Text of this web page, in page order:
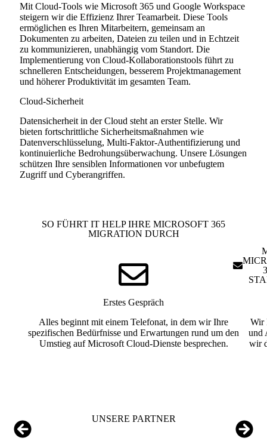
Mit Cloud-Tools wie Microsoft 365 und Google Workspace
steigern wir die Effizienz Ihrer Teamarbeit. Diese Tools
ermöglichen es Ihren Mitarbeitern, gemeinsam an
Dokumenten zu arbeiten, Dateien zu teilen und in Echtzeit
zu kommunizieren, unabhängig vom Standort. Die
Implementierung von Cloud-Kollaborationstools führt zu
schnelleren Entscheidungen, besserem Projektmanagement
und höherer Produktivität im gesamten Team.
Cloud-Sicherheit
Datensicherheit in der Cloud steht an erster Stelle. Wir
bieten fortschrittliche Sicherheitsmaßnahmen wie
Datenverschlüsselung, Multi-Faktor-Authentifizierung und
kontinuierliche Bedrohungsüberwachung. Unsere Lösungen
schützen Ihre sensiblen Informationen vor unbefugtem
Zugriff und Cyberangriffen.
SO FÜHRT IT HELP IHRE MICROSOFT 365
MIGRATION DURCH
Erstes Gespräch
Alles beginnt mit einem Telefonat, in dem wir Ihre
spezifischen Bedürfnisse und Erwartungen rund um den
Umstieg auf Microsoft Cloud-Dienste besprechen.
Wir
und
wir
UNSERE PARTNER